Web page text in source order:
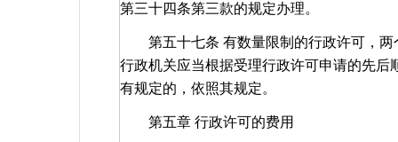
第三十四条第三款的规定办理。
第五十七条 有数量限制的行政许可，两
行政机关应当根据受理行政许可申请的先
有规定的，依照其规定。
第五章 行政许可的费用